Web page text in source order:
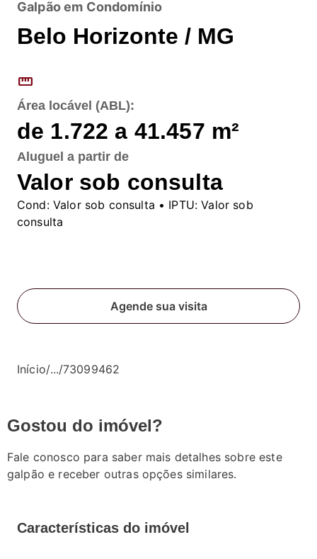
Galpão em Condomínio
Belo Horizonte / MG
straighten
Área locável (ABL):
de 1.722 a 41.457 m²
Aluguel a partir de
Valor sob consulta
Cond:Valor sob consulta • IPTU: Valor sob
consulta
Agende sua visita
Início/.../73099462
Gostou do imóvel?
Fale conosco para saber mais detalhes sobre este
galpão e receber outras opções similares.
Características do imóvel